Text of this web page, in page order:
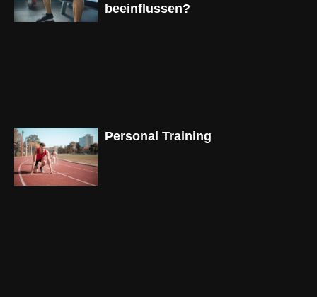
beeinflussen?
Personal Training